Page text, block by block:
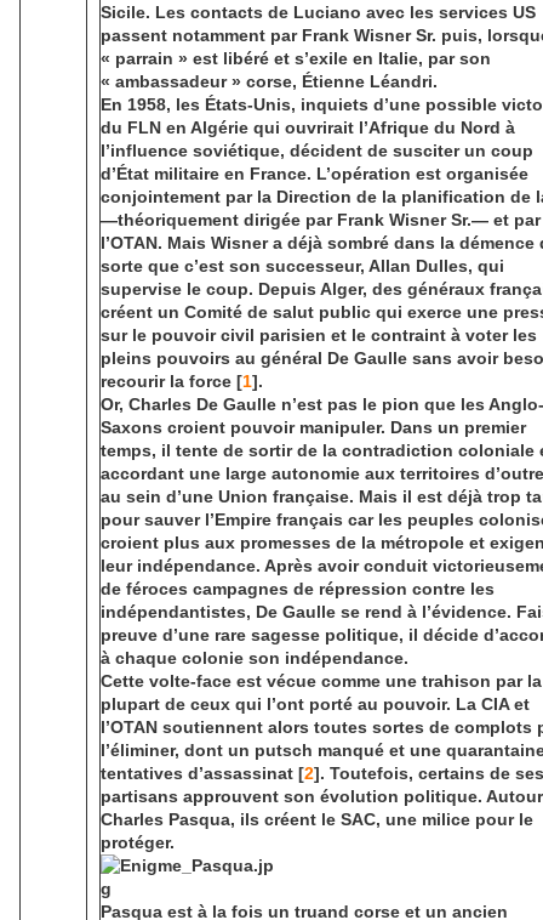
Sicile. Les contacts de Luciano avec les services US
passent notamment par Frank Wisner Sr. puis,
« parrain » est libéré et s’exile en Italie, par son
« ambassadeur » corse, Étienne Léandri.
En 1958, les États-Unis, inquiets d’une possible
du FLN en Algérie qui ouvrirait l’Afrique du Nord à
l’influence soviétique, décident de susciter un coup
d’État militaire en France. L’opération est organisée
conjointement par la Direction de la planification de
—théoriquement dirigée par Frank Wisner Sr.— et par
l’OTAN. Mais Wisner a déjà sombré dans la démence
sorte que c’est son successeur, Allan Dulles, qui
supervise le coup. Depuis Alger, des généraux
créent un Comité de salut public qui exerce une
sur le pouvoir civil parisien et le contraint à voter les
pleins pouvoirs au général De Gaulle sans avoir
recourir la force [1].
Or, Charles De Gaulle n’est pas le pion que les Anglo-
Saxons croient pouvoir manipuler. Dans un premier
temps, il tente de sortir de la contradiction coloniale
accordant une large autonomie aux territoires
au sein d’une Union française. Mais il est déjà trop
pour sauver l’Empire français car les peuples
croient plus aux promesses de la métropole et
leur indépendance. Après avoir conduit
de féroces campagnes de répression contre les
indépendantistes, De Gaulle se rend à l’évidence.
preuve d’une rare sagesse politique, il décide
à chaque colonie son indépendance.
Cette volte-face est vécue comme une trahison par la
plupart de ceux qui l’ont porté au pouvoir. La CIA et
l’OTAN soutiennent alors toutes sortes de complots
l’éliminer, dont un putsch manqué et une
tentatives d’assassinat [2]. Toutefois, certains de ses
partisans approuvent son évolution politique.
Charles Pasqua, ils créent le SAC, une milice pour le
protéger.
Pasqua est à la fois un truand corse et un ancien